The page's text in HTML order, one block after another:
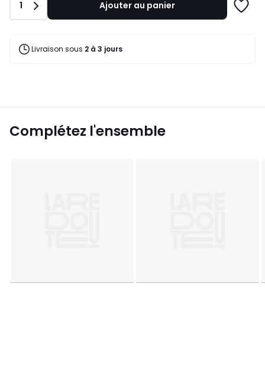
Quantité
1 Ajouter au panier
Livraison sous 2 à 3 jours
Complétez l'ensemble